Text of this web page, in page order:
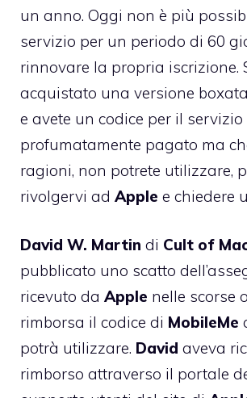
un anno. Oggi non è più
servizio per un periodo di 60
rinnovare la propria iscrizione.
acquistato una versione
e avete un codice per il servizio
profumatamente pagato ma
ragioni, non potrete utilizzare,
rivolgervi ad Apple e chiedere
David W. Martin di Cult of
pubblicato uno scatto
ricevuto da Apple nelle scorse
rimborsa il codice di MobileMe
potrà utilizzare. David aveva
rimborso attraverso il portale